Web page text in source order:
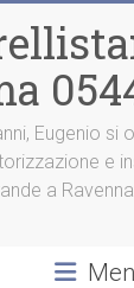
Eugenio si
e
a